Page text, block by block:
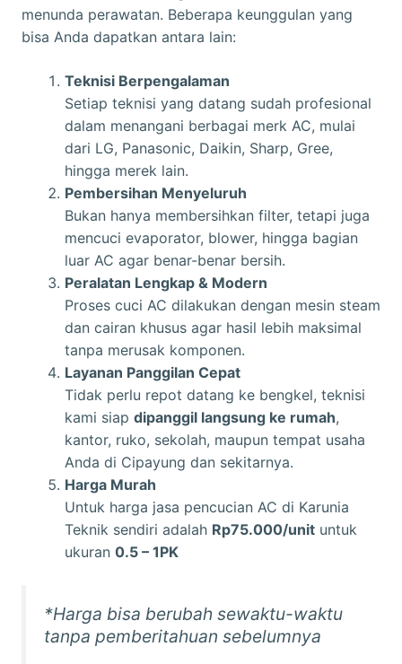
menunda perawatan. Beberapa keunggulan yang
bisa Anda dapatkan antara lain:
Teknisi Berpengalaman
Setiap teknisi yang datang sudah profesional
dalam menangani berbagai merk AC, mulai
dari LG, Panasonic, Daikin, Sharp, Gree,
hingga merek lain.
Pembersihan Menyeluruh
Bukan hanya membersihkan filter, tetapi juga
mencuci evaporator, blower, hingga bagian
luar AC agar benar-benar bersih.
Peralatan Lengkap & Modern
Proses cuci AC dilakukan dengan mesin steam
dan cairan khusus agar hasil lebih maksimal
tanpa merusak komponen.
Layanan Panggilan Cepat
Tidak perlu repot datang ke bengkel, teknisi
kami siap dipanggil langsung ke rumah,
kantor, ruko, sekolah, maupun tempat usaha
Anda di Cipayung dan sekitarnya.
Harga Murah
Untuk harga jasa pencucian AC di Karunia
Teknik sendiri adalah Rp75.000/unit untuk
ukuran 0.5 – 1PK
*Harga bisa berubah sewaktu-waktu
tanpa pemberitahuan sebelumnya